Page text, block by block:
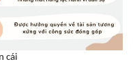
cái